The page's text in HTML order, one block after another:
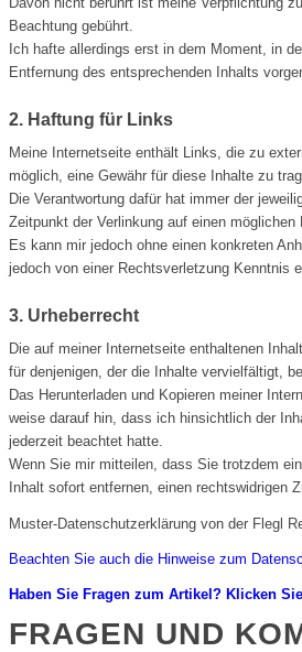
Beachtung gebührt.
Ich hafte allerdings erst in dem Moment, in
Entfernung des entsprechenden Inhalts
2. Haftung für Links
Meine Internetseite enthält Links, die zu
möglich, eine Gewähr für diese Inhalte zu
Die Verantwortung dafür hat immer der
Zeitpunkt der Verlinkung auf einen
Es kann mir jedoch ohne einen konkreten
jedoch von einer Rechtsverletzung Kenntnis
3. Urheberrecht
Die auf meiner Internetseite enthaltenen
für denjenigen, der die Inhalte vervielfältigt,
Das Herunterladen und Kopieren meiner
weise darauf hin, dass ich hinsichtlich der
jederzeit beachtet hatte.
Wenn Sie mir mitteilen, dass Sie trotzdem
Inhalt sofort entfernen, einen rechtswidrigen
Muster-Datenschutzerklärung von der Flegl
Beachten Sie auch die Hinweise zum
Haben Sie Fragen zum Artikel? Klicken
FRAGEN UND